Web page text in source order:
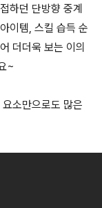
하던 단방향 중계
이템, 스킬 습득 순
더더욱 보는 이의
~
소만으로도 많은